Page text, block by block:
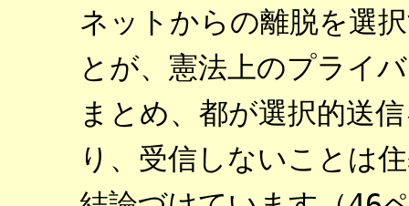
ネットからの離脱を選
とが、憲法上のプライ
まとめ、都が選択的送
り、受信しないことは